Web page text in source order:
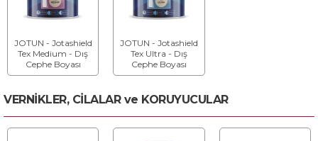
JOTUN - Jotashield
Tex Medium - Dış
Cephe Boyası
JOTUN - Jotashield
Tex Ultra - Dış
Cephe Boyası
VERNİKLER, CİLALAR ve KORUYUCULAR